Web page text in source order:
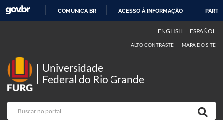
COMUNICA BR ACESSO À INFORMAÇÃO
ENGLISH ESPAÑOL
ALTO CONTRASTE MAPA DO SITE
Universidade
Federal do Rio Grande